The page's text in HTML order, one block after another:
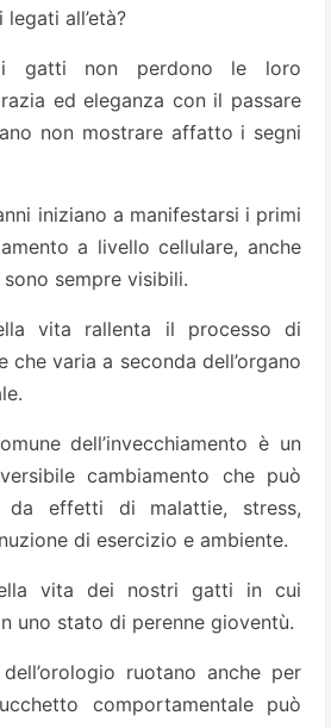
all’età?
gatti non perdono le loro
ed eleganza con il passare
non mostrare affatto i segni
iniziano a manifestarsi i primi
a livello cellulare, anche
sempre visibili.
vita rallenta il processo di
che varia a seconda dell’organo
dell’invecchiamento è un
cambiamento che può
da effetti di malattie, stress,
di esercizio e ambiente.
vita dei nostri gatti in cui
uno stato di perenne gioventù.
ruotano anche per
comportamentale può